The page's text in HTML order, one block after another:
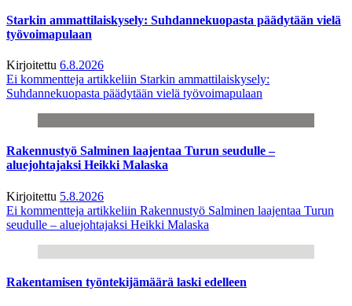
Starkin ammattilaiskysely: Suhdannekuopasta päädytään vielä
työvoimapulaan
Kirjoitettu 6.8.2026
Ei kommentteja artikkeliin Starkin ammattilaiskysely:
Suhdannekuopasta päädytään vielä työvoimapulaan
Rakennustyö Salminen laajentaa Turun seudulle –
aluejohtajaksi Heikki Malaska
Kirjoitettu 5.8.2026
Ei kommentteja artikkeliin Rakennustyö Salminen laajentaa Turun
seudulle – aluejohtajaksi Heikki Malaska
Rakentamisen työntekijämäärä laski edelleen